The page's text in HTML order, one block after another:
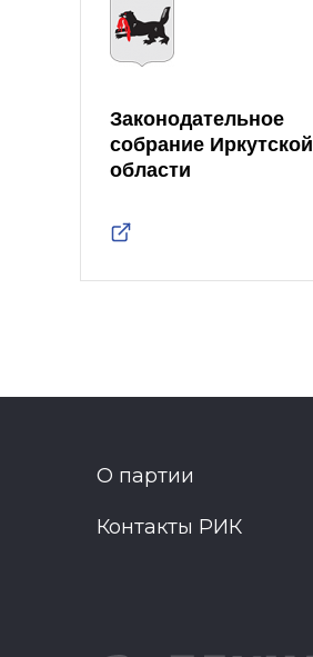
Законодательное
собрание Иркутской
области
О партии
Контакты РИК